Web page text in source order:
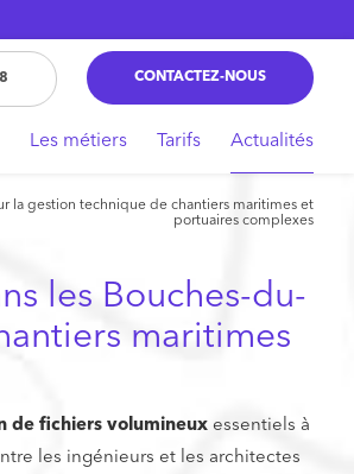
CONTACTEZ-NOUS
Les métiers Tarifs Actualités
la gestion technique de chantiers maritimes et
portuaires complexes
les Bouches-du-
maritimes
de fichiers volumineuxessentiels à
les ingénieurs et les architectes